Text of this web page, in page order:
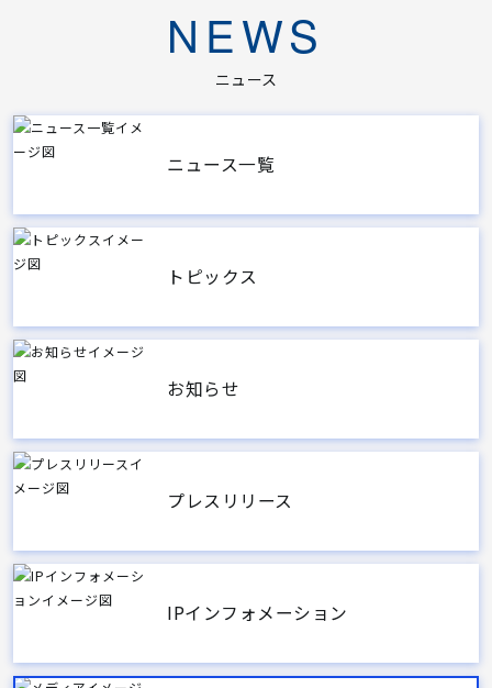
NEWS
ニュース
ニュース一覧
トピックス
お知らせ
プレスリリース
IPインフォメーション